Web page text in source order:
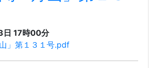
17時00分
」第１３１号.pdf